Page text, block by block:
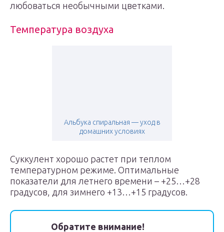
любоваться необычными цветками.
Температура воздуха
Альбука спиральная — уход в
домашних условиях
Суккулент хорошо растет при теплом
температурном режиме. Оптимальные
показатели для летнего времени – +25…+28
градусов, для зимнего +13…+15 градусов.
Обратите внимание!